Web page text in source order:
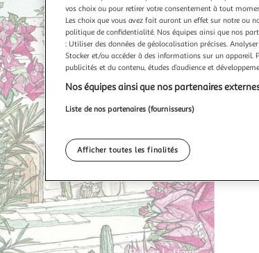
vos choix ou pour retirer votre consentement à tout
Les choix que vous avez fait auront un effet sur notre ou
politique de confidentialité. Nos équipes ainsi que nos
: Utiliser des données de géolocalisation précises.
Stocker et/ou accéder à des informations sur un appareil.
publicités et du contenu, études d’audience et
Nos équipes ainsi que nos partenaires
Liste de nos partenaires (fournisseurs)
Afficher toutes les finalités